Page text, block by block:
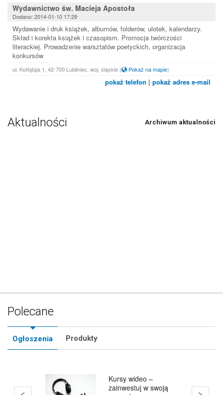
Wydawnictwo św. Macieja Apostoła
Dodano: 2014-01-10 17:29
Wydawanie i druk książek, albumów, folderów, ulotek, kalendarzy.
Skład i korekta książek i czasopism. Promocja twórczości
literackiej. Prowadzenie warsztatów poetyckich, organizacja
konkursów
ul. Kołłątaja 1, 42-700 Lubliniec, woj. śląskie ( Pokaż na mapie)
pokaż telefon | pokaż adres e-mail
Aktualności Archiwum aktualności
Polecane
Ogłoszenia Produkty
Kursy wideo –
zainwestuj w swoją